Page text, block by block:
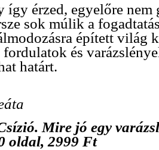
így érzed, egyelőre
sok múlik a
épített világ
és
határt.
Mire jó egy
oldal, 2999 Ft